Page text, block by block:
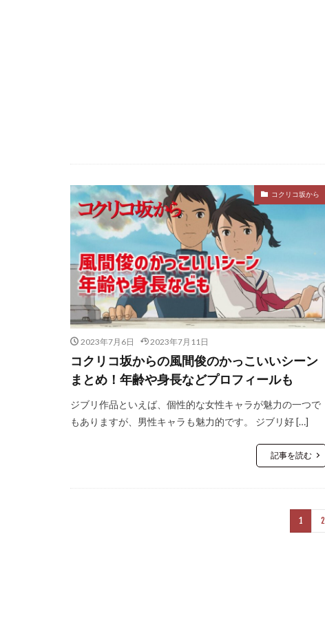
コクリコ坂から
2023年7月6日 2023年7月11日
コクリコ坂からの風間俊のかっこいいシーン
まとめ！年齢や身長などプロフィールも
ジブリ作品といえば、個性的な女性キャラが魅力の一つで
もありますが、男性キャラも魅力的です。 ジブリ好 […]
記事を読む
1 2